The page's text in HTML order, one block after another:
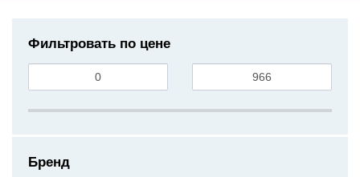
Фильтровать по цене
Бренд